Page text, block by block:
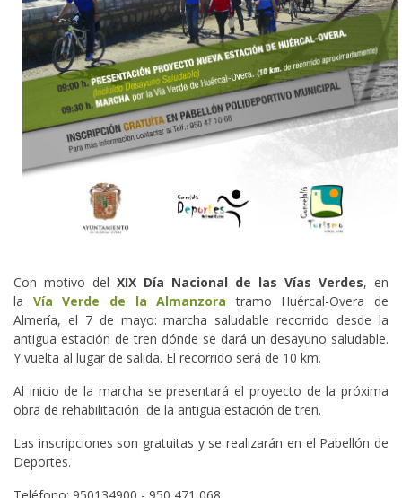
Con motivo del XIX Día Nacional de las Vías Verdes, en
la Vía Verde de la Almanzora tramo Huércal-Overa de
Almería, el 7 de mayo: marcha saludable recorrido desde la
antigua estación de tren dónde se dará un desayuno saludable.
Y vuelta al lugar de salida. El recorrido será de 10 km.
Al inicio de la marcha se presentará el proyecto de la próxima
obra de rehabilitación de la antigua estación de tren.
Las inscripciones son gratuitas y se realizarán en el Pabellón de
Deportes.